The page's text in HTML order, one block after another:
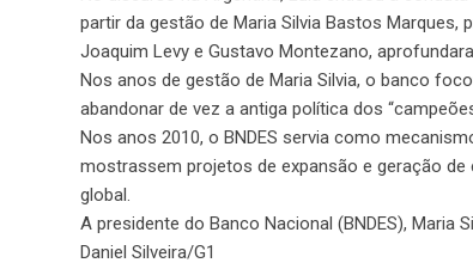
partir da gestão de Maria Silvia Bastos Marques,
Joaquim Levy e Gustavo Montezano,
Nos anos de gestão de Maria Silvia, o banco
abandonar de vez a antiga política dos
Nos anos 2010, o BNDES servia como
mostrassem projetos de expansão e geração
global.
A presidente do Banco Nacional (BNDES), Maria
Daniel Silveira/G1